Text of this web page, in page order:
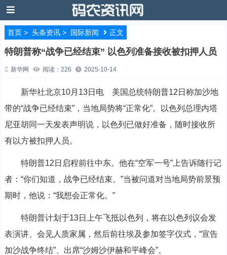
首页> 头条资讯> 国际新闻 正文
特朗普称“战争已经结束” 以色列准备接收被扣押人员
新华网 阅读：226 2025-10-14
新华社北京10月13日电 美国总统特朗普12日称加沙地
带的“战争已经结束”，当地局势将“正常化”。以色列总理内塔
尼亚胡同一天发表声明说，以色列已做好准备，随时接收所
有以方被扣押人员。
特朗普12日启程前往中东。他在“空军一号”上告诉随行记
者：“你们知道，战争已经结束。”当被问道对当地局势前景预
期时，他说：“我想会正常化。”
特朗普计划于13日上午飞抵以色列，将在以色列议会发
表演讲、会见人质家属，然后前往埃及参加签字仪式，“宣告
加沙战争终结”、出席“沙姆沙伊赫和平峰会”。